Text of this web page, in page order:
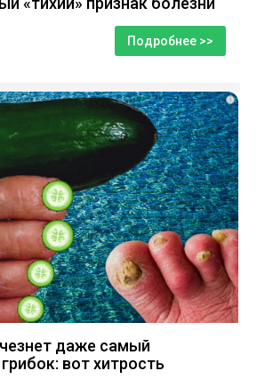
Подробнее >>
i
даже самый
вот хитрость